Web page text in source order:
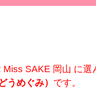
Miss SAKE 岡山 に選
うめぐみ） です。